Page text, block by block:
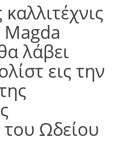
λάβει
εις την
Ωδείου